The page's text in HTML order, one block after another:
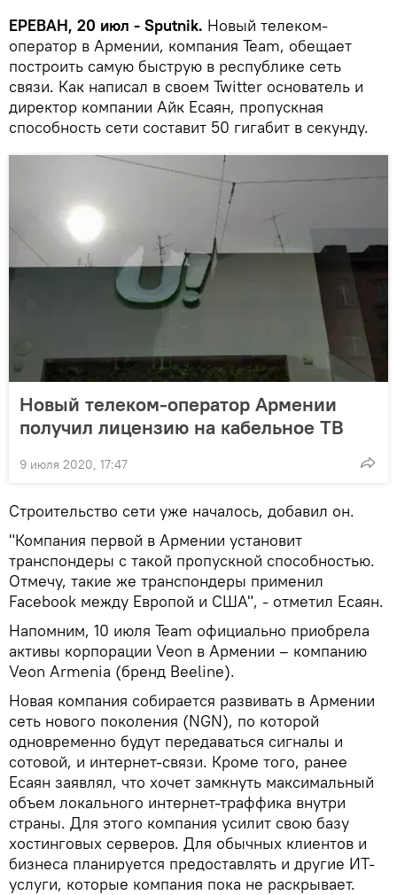
ЕРЕВАН, 20 июл - Sputnik. Новый телеком-
оператор в Армении, компания Team, обещает
построить самую быструю в республике сеть
связи. Как написал в своем Twitter основатель и
директор компании Айк Есаян, пропускная
способность сети составит 50 гигабит в секунду.
Новый телеком-оператор Армении
получил лицензию на кабельное ТВ
9 июля 2020, 17:47
Строительство сети уже началось, добавил он.
"Компания первой в Армении установит
транспондеры с такой пропускной способностью.
Отмечу, такие же транспондеры применил
Facebook между Европой и США", - отметил Есаян.
Напомним, 10 июля Team официально приобрела
активы корпорации Veon в Армении – компанию
Veon Armenia (бренд Beeline).
Новая компания собирается развивать в Армении
сеть нового поколения (NGN), по которой
одновременно будут передаваться сигналы и
сотовой, и интернет-связи. Кроме того, ранее
Есаян заявлял, что хочет замкнуть максимальный
объем локального интернет-траффика внутри
страны. Для этого компания усилит свою базу
хостинговых серверов. Для обычных клиентов и
бизнеса планируется предоставлять и другие ИТ-
услуги, которые компания пока не раскрывает.